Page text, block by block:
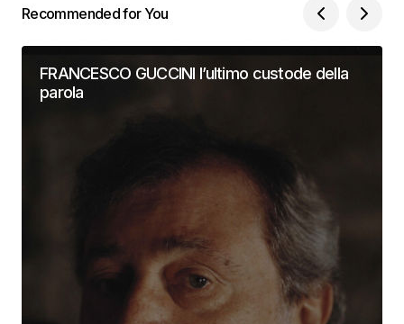
Recommended for You
FRANCESCO GUCCINI l’ultimo custode della
parola